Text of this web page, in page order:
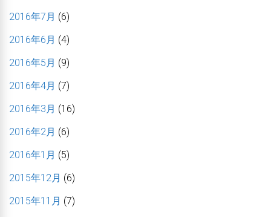
2016年7月 (6)
2016年6月 (4)
2016年5月 (9)
2016年4月 (7)
2016年3月 (16)
2016年2月 (6)
2016年1月 (5)
2015年12月 (6)
2015年11月 (7)